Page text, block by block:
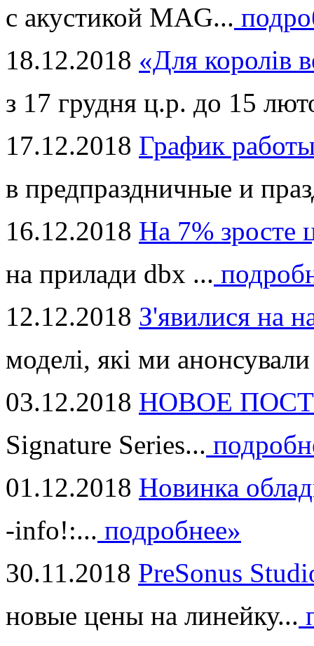
с акустикой MAG...
18.12.2018 «Для королів
з 17 грудня ц.р. до 15
17.12.2018 График
в предпраздничные и
16.12.2018 На 7% зросте
на прилади dbx ...
12.12.2018 З'явилися на
моделі, які ми
03.12.2018 НОВОЕ
Signature Series...
01.12.2018 Новинка
-info!:... подробнее»
30.11.2018 PreSonus
новые цены на линейку...